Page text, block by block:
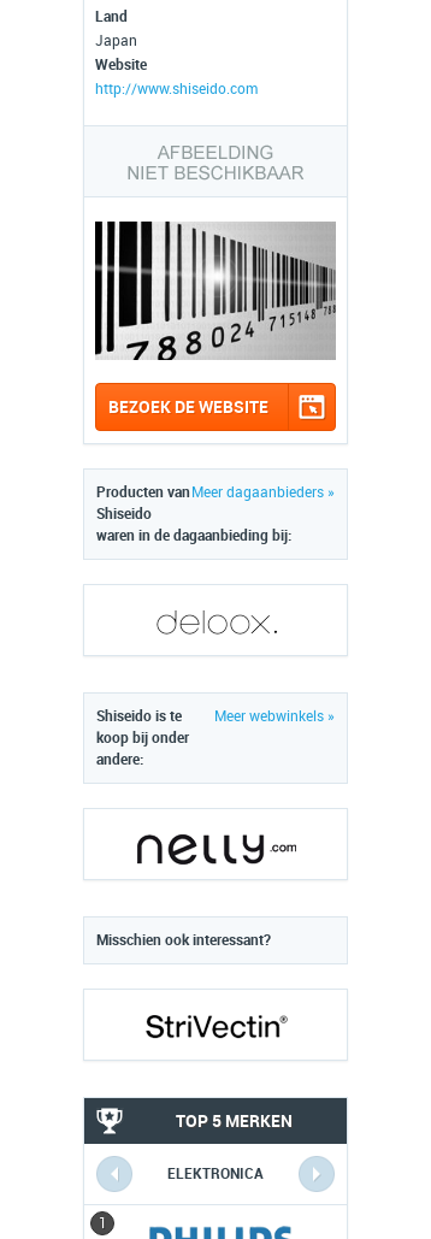
Land
Japan
Website
http://www.shiseido.com
BEZOEK DE WEBSITE
Meer dagaanbieders »
Producten van
Shiseido
waren in de dagaanbieding bij:
Meer webwinkels »
Shiseido is te
koop bij onder
andere:
Misschien ook interessant?
TOP 5 MERKEN
ELEKTRONICA
1